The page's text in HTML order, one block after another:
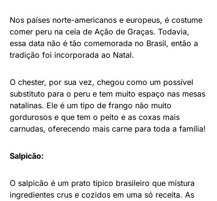
Nos países norte-americanos e europeus, é costume
comer peru na ceia de Ação de Graças. Todavia,
essa data não é tão comemorada no Brasil, então a
tradição foi incorporada ao Natal.
O chester, por sua vez, chegou como um possível
substituto para o peru e tem muito espaço nas mesas
natalinas. Ele é um tipo de frango não muito
gordurosos e que tem o peito e as coxas mais
carnudas, oferecendo mais carne para toda a família!
Salpicão:
O salpicão é um prato típico brasileiro que mistura
ingredientes crus e cozidos em uma só receita. As